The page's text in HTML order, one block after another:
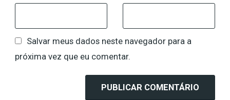
Salvar meus dados neste navegador para a
próxima vez que eu comentar.